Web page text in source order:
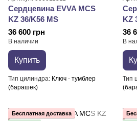
Сердцевина EVVA MCS
KZ 36/K56 MS
36 600 грн
В наличии
Купить
Тип цилиндра Ключ - тумблер
(барашек)
KZ
36
В
Тип
Бесплатная доставка